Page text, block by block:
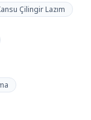
Çilingir Lazım